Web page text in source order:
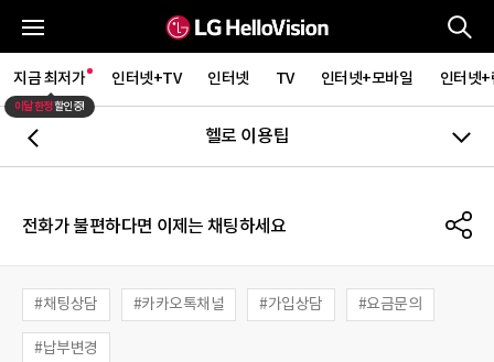
지금 최저가 인터넷+TV 인터넷 TV 인터넷+모바일 인터넷+
이달 한정할인중!
헬로 이용팁
전화가 불편하다면 이제는 채팅하세요
채팅상담 카카오톡채널 가입상담 요금문의
납부변경